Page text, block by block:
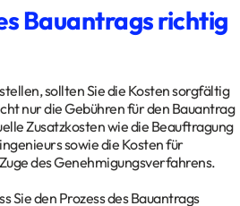
Bauantrags richtig
sollten Sie die Kosten sorgfältig
nur die Gebühren für den Bauantrag
Zusatzkosten wie die Beauftragung
sowie die Kosten für
des Genehmigungsverfahrens.
Sie den Prozess des Bauantrags